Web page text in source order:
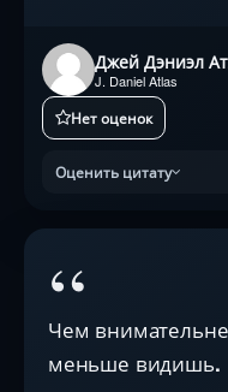
Джей Дэниэл
J. Daniel Atlas
Нет оценок
Оценить цитату
“
Чем
меньше видишь.